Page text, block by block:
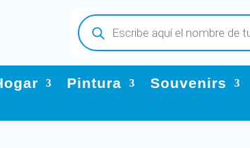
Búsqueda
de
productos
Pintura Souvenirs